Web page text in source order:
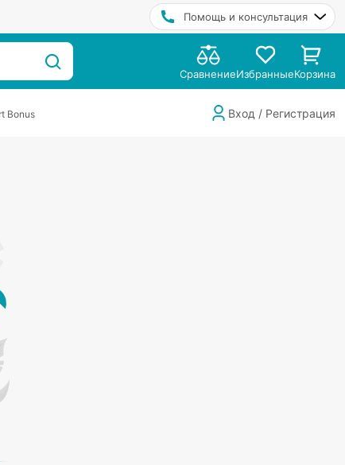
Помощь и консультация
СравнениеИзбранныеКорзина
Bonus Вход / Регистрация